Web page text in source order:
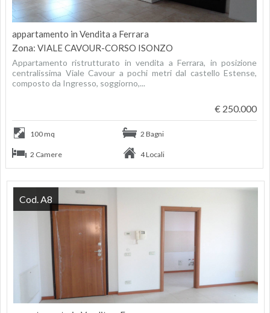
appartamento in Vendita a Ferrara
Zona: VIALE CAVOUR-CORSO ISONZO
Appartamento ristrutturato in vendita a Ferrara, in posizione
centralissima Viale Cavour a pochi metri dal castello Estense,
composto da Ingresso, soggiorno,...
€ 250.000
100 mq 2 Bagni
2 Camere 4 Locali
Cod. A8